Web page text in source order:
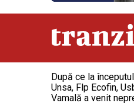
Abonamente
După ce la
Unsa, Flp Ecofin,
Vamală a venit